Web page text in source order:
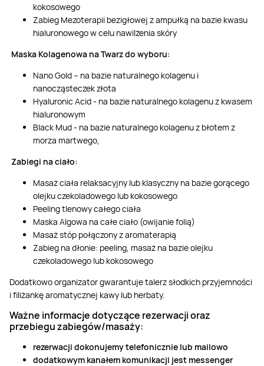
kokosowego
Zabieg Mezoterapii bezigłowej z ampułką na bazie kwasu
hialuronowego w celu nawilżenia skóry
Maska Kolagenowa na Twarz do wyboru:
Nano Gold – na bazie naturalnego kolagenu i
nanocząsteczek złota
Hyaluronic Acid - na bazie naturalnego kolagenu z kwasem
hialuronowym
Black Mud - na bazie naturalnego kolagenu z błotem z
morza martwego,
Zabiegi na ciało:
Masaż ciała relaksacyjny lub klasyczny na bazie gorącego
olejku czekoladowego lub kokosowego
Peeling tlenowy całego ciała
Maska Algowa na całe ciało (owijanie folią)
Masaż stóp połączony z aromaterapią
Zabieg na dłonie: peeling, masaż na bazie olejku
czekoladowego lub kokosowego
Dodatkowo organizator gwarantuje talerz słodkich przyjemności
i filiżankę aromatycznej kawy lub herbaty.
Ważne informacje dotyczące rezerwacji oraz
przebiegu zabiegów/masaży:
rezerwacji dokonujemy telefonicznie lub mailowo
dodatkowym kanałem komunikacji jest messenger